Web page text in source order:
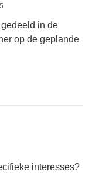
in de
op de geplande
interesses?